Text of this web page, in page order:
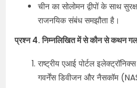
चीन का सोलोमन द्वीपों के साथ
राजनयिक संबंध समझौता है।
प्रश्न 4. निम्नलिखित में से कौन से कथन
राष्ट्रीय एआई पोर्टल
गवर्नेंस डिवीजन और नैसकॉम